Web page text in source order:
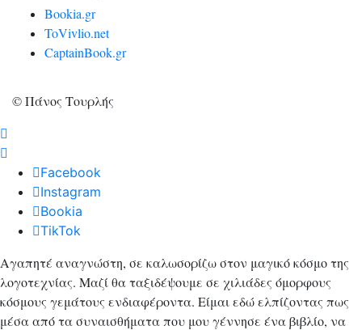
Bookia.gr
ToVivlio.net
CaptainBook.gr
© Πάνος Τουρλής
Facebook
Instagram
Bookia
TikTok
Αγαπητέ αναγνώστη, σε καλωσορίζω στον μαγικό κόσμο της
λογοτεχνίας. Μαζί θα ταξιδέψουμε σε χιλιάδες όμορφους
κόσμους γεμάτους ενδιαφέροντα. Είμαι εδώ ελπίζοντας πως
μέσα από τα συναισθήματα που μου γέννησε ένα βιβλίο, να